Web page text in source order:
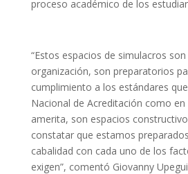
proceso académico de los
“Estos espacios de simulacros
organización, son preparatorios
cumplimiento a los estándares
Nacional de Acreditación como
amerita, son espacios
constatar que estamos
cabalidad con cada uno de los
exigen”, comentó Giovanny